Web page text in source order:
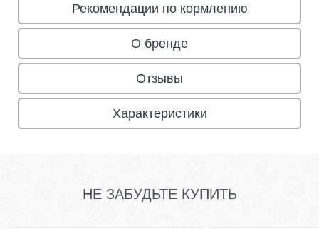
Рекомендации по кормлению
О бренде
Отзывы
Характеристики
НЕ ЗАБУДЬТЕ КУПИТЬ